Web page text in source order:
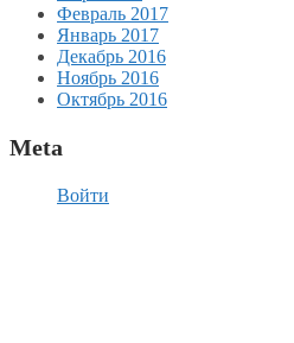
Февраль 2017
Январь 2017
Декабрь 2016
Ноябрь 2016
Октябрь 2016
Meta
Войти